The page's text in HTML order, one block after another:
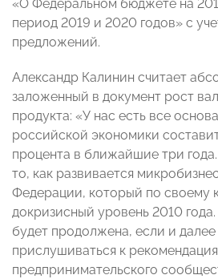
«О Федеральном бюджете на
период 2019 и 2020 годов» с
предложений.
Александр Калинин считает
заложенный в документ рост
продукта: «У нас есть все
российской экономики
процента в ближайшие три
то, как развивается
Федерации, который по своему
докризисный уровень 2010
будет продолжена, если и далее
прислушиваться к
предпринимательского